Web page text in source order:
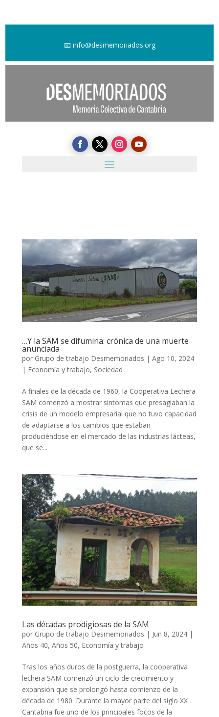
📧 info@desmemoriados.org
…Y la SAM se difumina: crónica de una muerte
anunciada
por Grupo de trabajo Desmemoriados | Ago 10, 2024
| Economía y trabajo, Sociedad
A finales de la década de 1960, la Cooperativa Lechera
SAM comenzó a mostrar síntomas que presagiaban la
crisis de un modelo empresarial que no tuvo capacidad
de adaptarse a los cambios que estaban
produciéndose en el mercado de las industrias lácteas,
que se...
Las décadas prodigiosas de la SAM
por Grupo de trabajo Desmemoriados | Jun 8, 2024|
Años 40, Años 50, Economía y trabajo
Tras los años duros de la postguerra, la cooperativa
lechera SAM comenzó un ciclo de crecimiento y
expansión que se prolongó hasta comienzo de la
década de 1980. Durante la mayor parte del siglo XX
Cantabria fue uno de los principales focos de la